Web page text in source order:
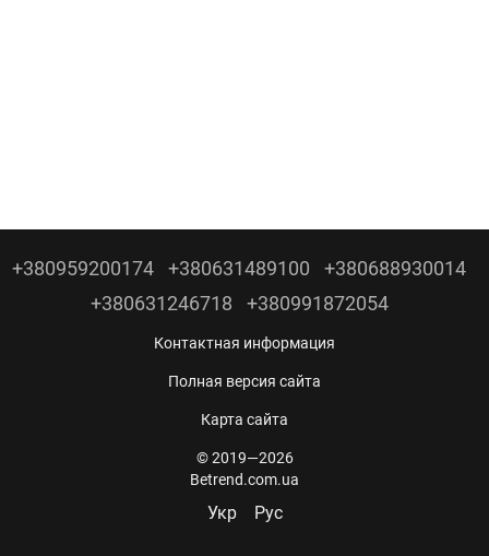
+380959200174 +380631489100
+380688930014
+380631246718
+380991872054
Контактная информация
Полная версия сайта
Карта сайта
© 2019—2026
Betrend.com.ua
Укр Рус